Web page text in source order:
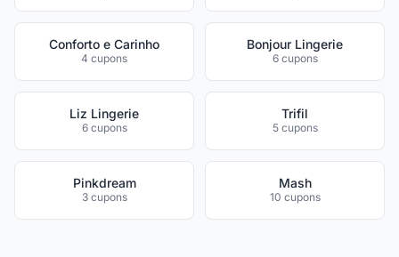
Conforto e Carinho
4 cupons
Bonjour Lingerie
6 cupons
Liz Lingerie
6 cupons
Trifil
5 cupons
Pinkdream
3 cupons
Mash
10 cupons